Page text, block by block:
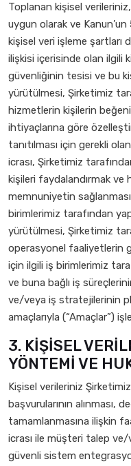
Toplanan kişisel
uygun olarak ve
kişisel veri işleme şartları
ilişkisi içerisinde olan ilgili
güvenliğinin tesisi ve bu
yürütülmesi, Şirketimiz
hizmetlerin kişilerin beğeni,
ihtiyaçlarına göre
tanıtılması için gerekli
icrası, Şirketimiz
kişileri faydalandırmak ve
memnuniyetin
birimlerimiz tarafından
yürütülmesi, Şirketimiz
operasyonel faaliyetlerin
için ilgili iş birimlerimiz
ve buna bağlı iş
ve/veya iş stratejilerinin
amaçlarıyla (“Amaçlar”)
3. KİŞİSEL
YÖNTEMİ VE
Kişisel verileriniz
başvurularının alınması,
tamamlanmasına ilişkin
icrası ile müşteri talep
güvenli sistem